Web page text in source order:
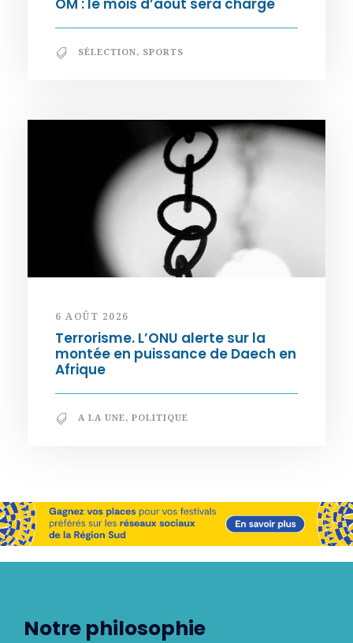
OM : le mois d’août sera chargé
SÉLECTION, SPORTS
6 AOÛT 2026
Terrorisme. L’ONU alerte sur la
montée en puissance de Daech en
Afrique
A LA UNE, POLITIQUE
Notre philosophie